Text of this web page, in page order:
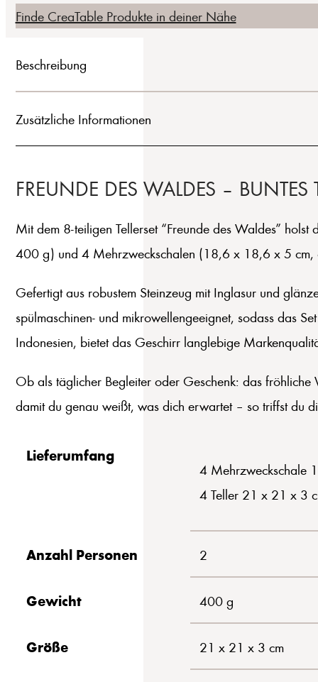
Finde CreaTable Produkte in deiner Nähe
Beschreibung
Zusätzliche Informationen
FREUNDE DES WALDES – BUNTES
Mit dem 8-teiligen Tellerset “Freunde des Waldes”
400 g) und 4 Mehrzweckschalen (18,6 x 18,6 x 5 cm,
Gefertigt aus robustem Steinzeug mit Inglasur und
spülmaschinen- und mikrowellengeeignet, sodass das
Indonesien, bietet das Geschirr langlebige
Ob als täglicher Begleiter oder Geschenk: das
damit du genau weißt, was dich erwartet – so triffst du
Lieferumfang
4 Mehrzweckschale
4 Teller 21 x 21 x 3
Anzahl Personen 2
Gewicht 400 g
Größe 21 x 21 x 3 cm